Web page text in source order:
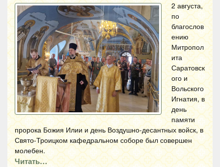
2 августа,
по
благослов
ению
Митропол
ита
Саратовск
ого и
Вольского
Игнатия, в
день
памяти
пророка Божия Илии и день Воздушно-десантных войск, в
Свято-Троицком кафедральном соборе был совершен
молебен.
Читать…